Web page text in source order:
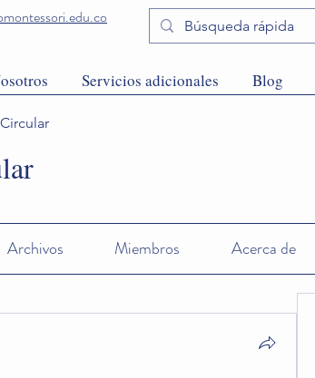
Servicios adicionales Blog
Archivos Miembros Acerca de